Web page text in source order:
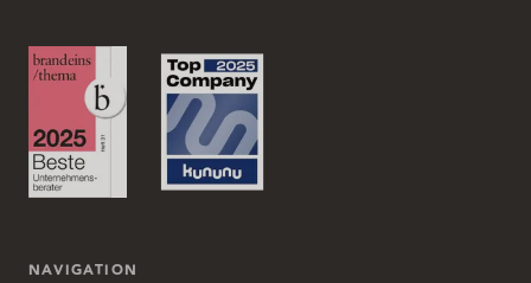
NAVIGATION